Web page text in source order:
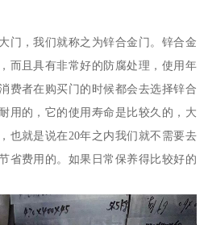
门，我们就称之为锌合金门。锌合金
而且具有非常好的防腐处理，使用年
费者在购买门的时候都会去选择锌合
用的，它的使用寿命是比较久的，大
也就是说在20年之内我们就不需要去
省费用的。如果日常保养得比较好的